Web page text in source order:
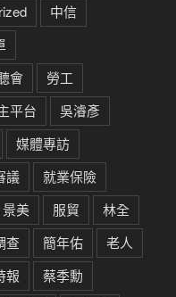
中信
會
勞工
平台
吳濬彥
媒體專訪
議
就業保險
景美 服貿
林全
查 簡年佑
老人
報
蔡季勳